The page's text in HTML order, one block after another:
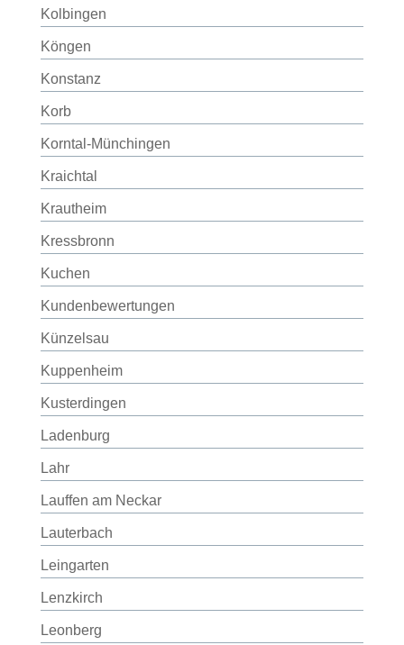
Kolbingen
Köngen
Konstanz
Korb
Korntal-Münchingen
Kraichtal
Krautheim
Kressbronn
Kuchen
Kundenbewertungen
Künzelsau
Kuppenheim
Kusterdingen
Ladenburg
Lahr
Lauffen am Neckar
Lauterbach
Leingarten
Lenzkirch
Leonberg